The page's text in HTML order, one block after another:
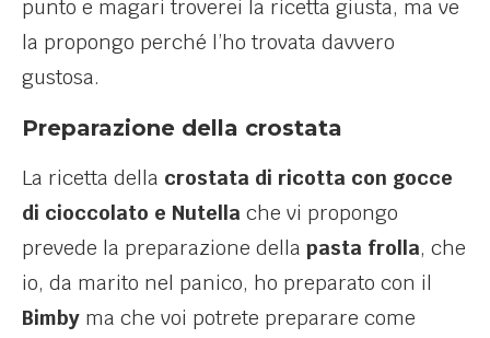
punto e magari troverei la ricetta giusta, ma ve
la propongo perché l’ho trovata davvero
gustosa.
Preparazione della crostata
La ricetta della crostata di ricotta con gocce
di cioccolato e Nutella che vi propongo
prevede la preparazione della pasta frolla, che
io, da marito nel panico, ho preparato con il
Bimby ma che voi potrete preparare come